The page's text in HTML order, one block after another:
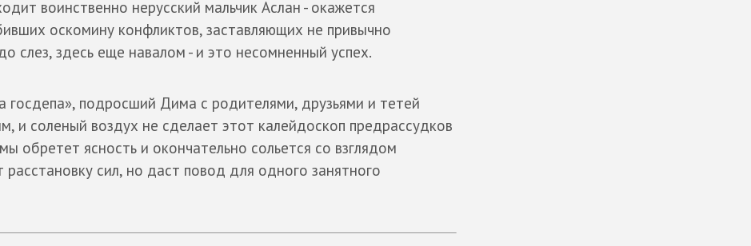
воинственно нерусский мальчик Аслан - окажется
оскомину конфликтов, заставляющих не привычно
слез, здесь еще навалом - и это несомненный успех.
госдепа», подросший Дима с родителями, друзьями и тетей
и соленый воздух не сделает этот калейдоскоп предрассудков
обретет ясность и окончательно сольется со взглядом
расстановку сил, но даст повод для одного занятного